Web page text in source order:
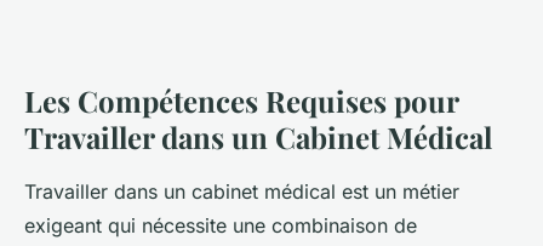
Les Compétences Requises pour
Travailler dans un Cabinet Médical
Travailler dans un cabinet médical est un métier
exigeant qui nécessite une combinaison de